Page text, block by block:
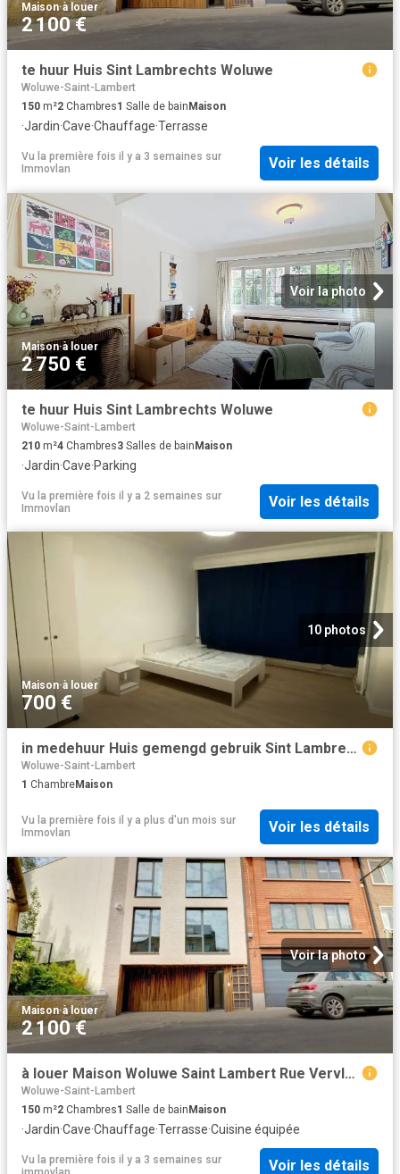
Maison·à louer
2 100 €
te huur Huis Sint Lambrechts Woluwe
Woluwe-Saint-Lambert
150 m²2 Chambres1 Salle de bain Maison
·Jardin·Cave·Chauffage·Terrasse
Vu la première fois il y a 3 semaines sur
Immovlan
Voir les détails
Voir la photo
Maison·à louer
2 750 €
te huur Huis Sint Lambrechts Woluwe
Woluwe-Saint-Lambert
210 m²4 Chambres3 Salles de bainMaison
·Jardin·Cave·Parking
Vu la première fois il y a 2 semaines sur
Immovlan
Voir les détails
10 photos
Maison·à louer
700 €
in medehuur Huis gemengd gebruik Sint Lambrechts Woluwe
Woluwe-Saint-Lambert
1 ChambreMaison
Vu la première fois il y a plus d'un mois sur
Immovlan
Voir les détails
Voir la photo
Maison·à louer
2 100 €
à louer Maison Woluwe Saint Lambert Rue Vervloesem
Woluwe-Saint-Lambert
150 m²2 Chambres1 Salle de bainMaison
·Jardin·Cave·Chauffage·Terrasse·Cuisine équipée
Vu la première fois il y a 3 semaines sur
Voir les détails